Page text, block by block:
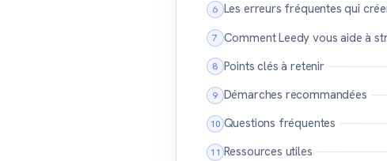
Les erreurs fréquentes qui
Comment Leedy vous aide à
Points clés à retenir
Démarches recommandées
Questions fréquentes
Ressources utiles